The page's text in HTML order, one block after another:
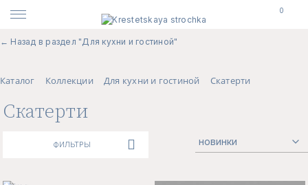
0
← Назад в раздел "Для кухни и гостиной"
Каталог Коллекции Для кухни и гостиной Скатерти
Скатерти
ФИЛЬТРЫ